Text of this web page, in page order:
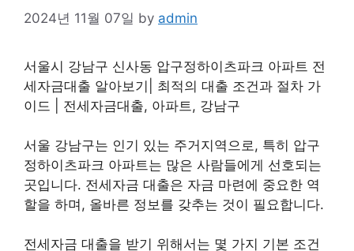
2024년 11월 07일 by admin
서울시 강남구 신사동 압구정하이츠파크 아파트 전
세자금대출 알아보기| 최적의 대출 조건과 절차 가
이드 | 전세자금대출, 아파트, 강남구
서울 강남구는 인기 있는 주거지역으로, 특히 압구
정하이츠파크 아파트는 많은 사람들에게 선호되는
곳입니다. 전세자금 대출은 자금 마련에 중요한 역
할을 하며, 올바른 정보를 갖추는 것이 필요합니다.
전세자금 대출을 받기 위해서는 몇 가지 기본 조건